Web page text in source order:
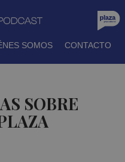
SOMOS CONTACTO
SOBRE